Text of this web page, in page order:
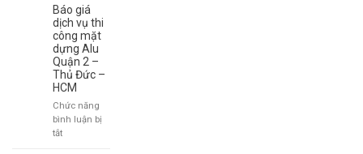
Chuyên
Nghiệp
Decal
Giá
Rẻ
tại
theo
yêu
cầu
tại
TP
HCM
Báo giá
dịch vụ thi
công mặt
dựng Alu
Quận 2 –
Thủ Đức –
HCM
Chức năng
bình luận bị
tắtở